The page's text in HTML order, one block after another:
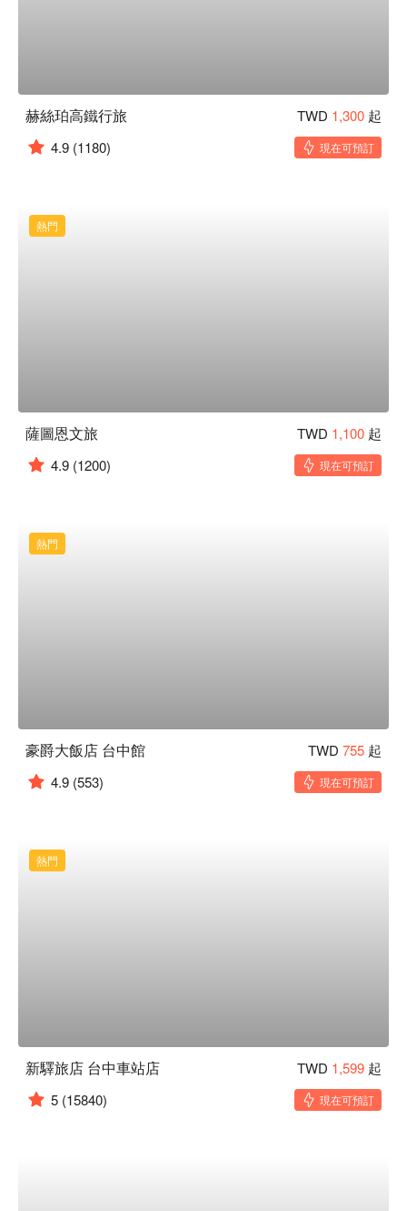
赫絲珀高鐵行旅 TWD 1,300 起
4.9 (1180) 現在可預訂
熱門
薩圖恩文旅 TWD 1,100 起
4.9 (1200) 現在可預訂
熱門
豪爵大飯店 台中館 TWD 755 起
4.9 (553) 現在可預訂
熱門
新驛旅店 台中車站店 TWD 1,599 起
5 (15840) 現在可預訂